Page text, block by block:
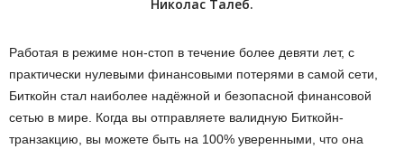
Николас Талеб.
Работая в режиме нон-стоп в течение более девяти лет, с
практически нулевыми финансовыми потерями в самой сети,
Биткойн стал наиболее надёжной и безопасной финансовой
сетью в мире. Когда вы отправляете валидную Биткойн-
транзакцию, вы можете быть на 100% уверенными, что она